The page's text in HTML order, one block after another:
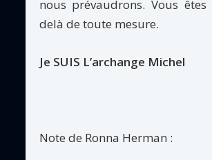
nous prévaudrons. Vous
delà de toute mesure.
Je SUIS L’archange Michel
Note de Ronna Herman :